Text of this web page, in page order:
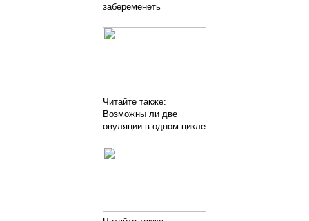
забеременеть
Читайте также:
Возможны ли две
овуляции в одном цикле